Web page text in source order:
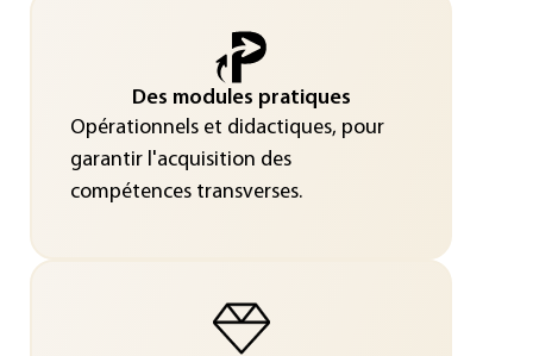
Des modules pratiques
Opérationnels et didactiques, pour
garantir l'acquisition des
compétences transverses.